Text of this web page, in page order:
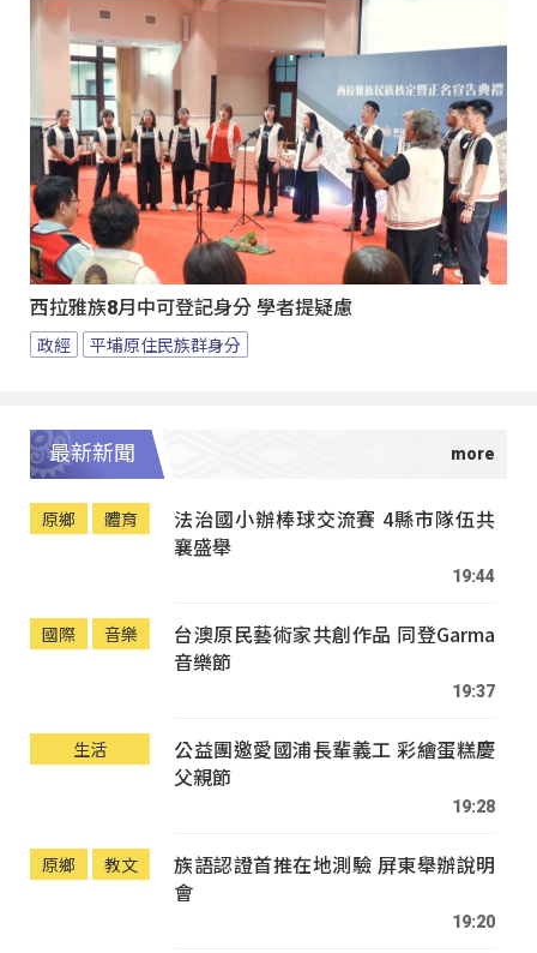
西拉雅族8月中可登記身分 學者提疑慮
政經 平埔原住民族群身分
最新新聞
原鄉 體育
法治國小辦棒球交流賽 4縣市隊伍共
襄盛舉
19:44
國際 音樂
台澳原民藝術家共創作品 同登Garma
音樂節
19:37
生活
公益團邀愛國浦長輩義工 彩繪蛋糕慶
父親節
19:28
原鄉 教文
族語認證首推在地測驗 屏東舉辦說明
會
19:20